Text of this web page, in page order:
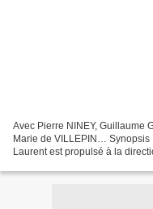
Avec Pierre NINEY, Guillaume
Marie de VILLEPIN… Synopsis
Laurent est propulsé à la